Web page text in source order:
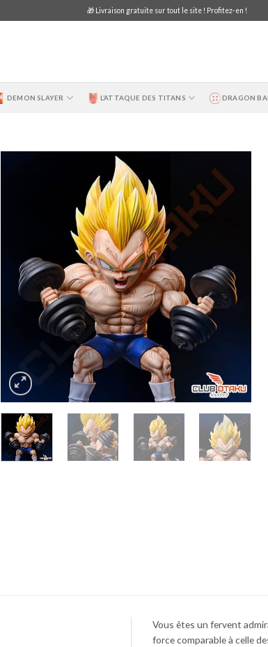
🎁 Livraison gratuite sur tout le site ! Profitez-en !
DEMON SLAYER L’ATTAQUE DES TITANS DRAGON
Vous êtes un fervent
force comparable à celle